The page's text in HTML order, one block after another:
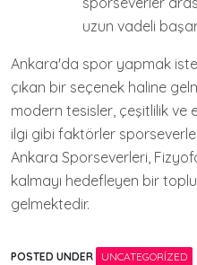
uzun vadeli
Ankara'da spor yapmak
çıkan bir seçenek haline
modern tesisler, çeşitlilik ve
ilgi gibi faktörler
Ankara Sporseverleri,
kalmayı hedefleyen bir
gelmektedir.
POSTED UNDER UNCATEGORIZED